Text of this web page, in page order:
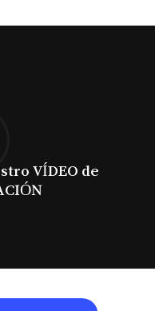
VÍDEO de